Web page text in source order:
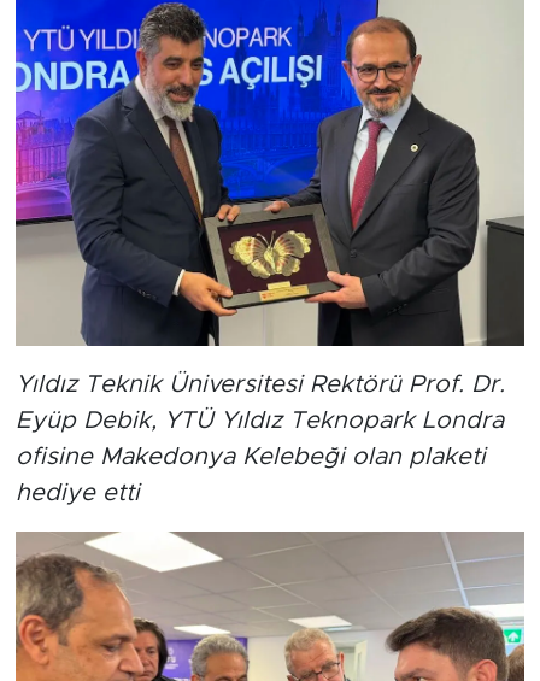
Yıldız Teknik Üniversitesi Rektörü Prof. Dr.
Eyüp Debik, YTÜ Yıldız Teknopark Londra
ofisine Makedonya Kelebeği olan plaketi
hediye etti